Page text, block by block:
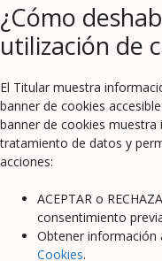
¿Cómo
utilización de
El Titular muestra
banner de cookies
banner de cookies
tratamiento de datos y
acciones:
ACEPTAR o
consentimiento
Obtener información
Cookies.